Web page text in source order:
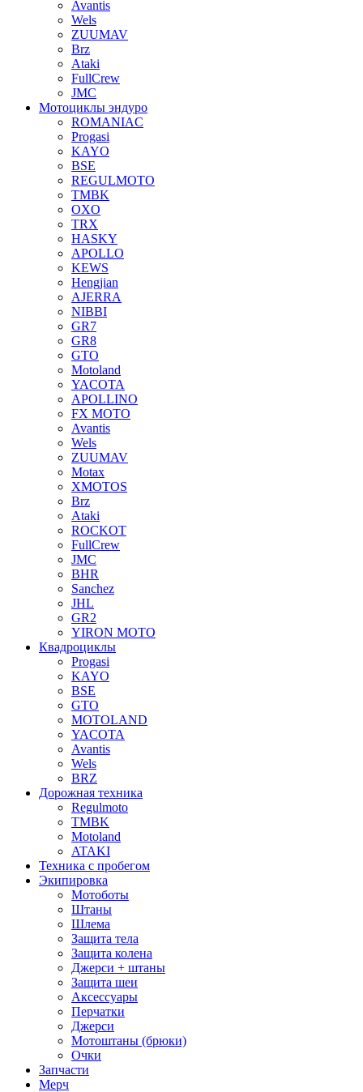
Avantis
Wels
ZUUMAV
Brz
Ataki
FullCrew
JMC
Мотоциклы эндуро
ROMANIAC
Progasi
KAYO
BSE
REGULMOTO
TMBK
OXO
TRX
HASKY
APOLLO
KEWS
Hengjian
AJERRA
NIBBI
GR7
GR8
GTO
Motoland
YACOTA
APOLLINO
FX MOTO
Avantis
Wels
ZUUMAV
Motax
XMOTOS
Brz
Ataki
ROCKOT
FullCrew
JMC
BHR
Sanchez
JHL
GR2
YIRON MOTO
Квадроциклы
Progasi
KAYO
BSE
GTO
MOTOLAND
YACOTA
Avantis
Wels
BRZ
Дорожная техника
Regulmoto
TMBK
Motoland
ATAKI
Техника с пробегом
Экипировка
Мотоботы
Штаны
Шлема
Защита тела
Защита колена
Джерси + штаны
Защита шеи
Аксессуары
Перчатки
Джерси
Мотоштаны (брюки)
Очки
Запчасти
Мерч